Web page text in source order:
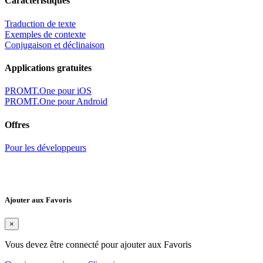
Traduction de texte
Exemples de contexte
Conjugaison et déclinaison
Applications gratuites
PROMT.One pour iOS
PROMT.One pour Android
Offres
Pour les développeurs
Ajouter aux Favoris
×
Vous devez être connecté pour ajouter aux Favoris